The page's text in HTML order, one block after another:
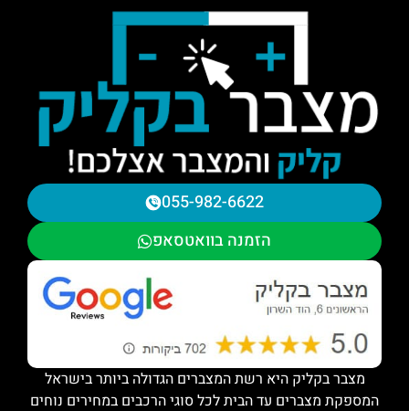
055-982-6622
הזמנה בוואטסאפ
מצבר בקליק היא רשת המצברים הגדולה ביותר בישראל
המספקת מצברים עד הבית לכל סוגי הרכבים במחירים נוחים